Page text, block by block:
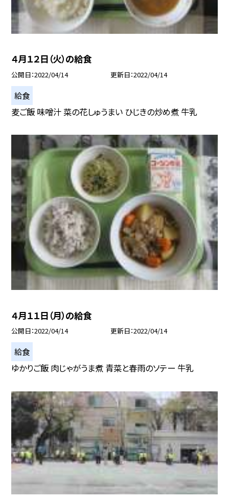
４月１２日（火）の給食
公開日 2022/04/14 更新日 2022/04/14
給食
麦ご飯 味噌汁 菜の花しゅうまい ひじきの炒め煮 牛乳
４月１１日（月）の給食
公開日 2022/04/14 更新日 2022/04/14
給食
ゆかりご飯 肉じゃがうま煮 青菜と春雨のソテー 牛乳